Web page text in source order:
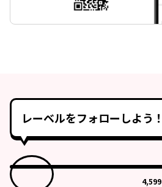
レーベルをフォローしよう！
4,599